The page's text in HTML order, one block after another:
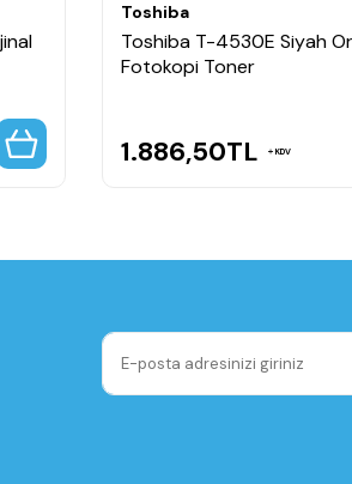
Toshiba
Toshiba T-4530E Siyah
Fotokopi Toner
1.886,50TL KDV